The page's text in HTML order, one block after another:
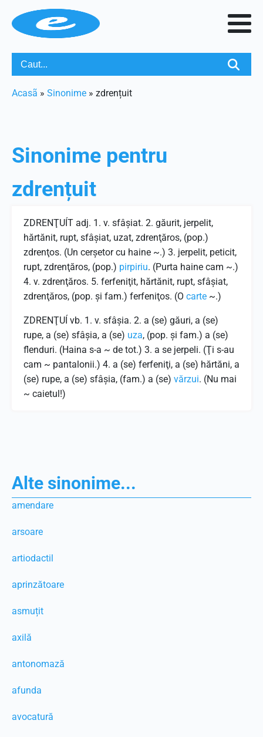
Acasã » Sinonime » zdrențuit
Sinonime pentru
zdrențuit
ZDRENŢUÍT adj. 1. v. sfâşiat. 2. găurit, jerpelit,
hărtănit, rupt, sfâşiat, uzat, zdrenţăros, (pop.)
zdrenţos. (Un cerşetor cu haine ~.) 3. jerpelit, peticit,
rupt, zdrenţăros, (pop.) pirpiriu. (Purta haine cam ~.)
4. v. zdrenţăros. 5. ferfeniţit, hărtănit, rupt, sfâşiat,
zdrenţăros, (pop. şi fam.) ferfeniţos. (O carte ~.)
ZDRENŢUÍ vb. 1. v. sfâşia. 2. a (se) găuri, a (se)
rupe, a (se) sfâşia, a (se) uza, (pop. şi fam.) a (se)
flenduri. (Haina s-a ~ de tot.) 3. a se jerpeli. (Ţi s-au
cam ~ pantalonii.) 4. a (se) ferfeniţi, a (se) hărtăni, a
(se) rupe, a (se) sfâşia, (fam.) a (se) vărzui. (Nu mai
~ caietul!)
Alte sinonime...
amendare
arsoare
artiodactil
aprinzătoare
asmuțit
axilă
antonomază
afunda
avocatură